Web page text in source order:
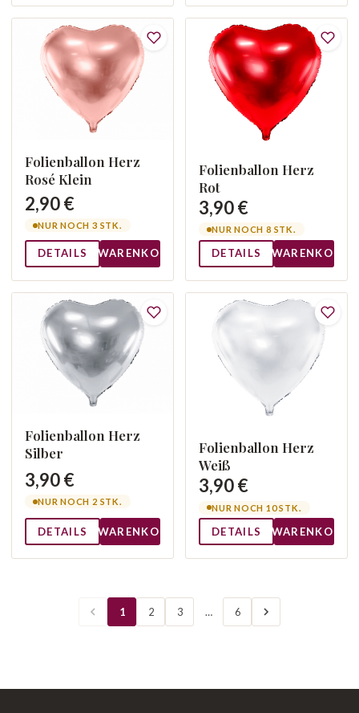
Folienballon Herz
Rosé Klein
2,90 €
NUR NOCH 3 STK.
DETAILS WARENKORB
Folienballon Herz
Rot
3,90 €
NUR NOCH 8 STK.
DETAILS WARENKORB
Folienballon Herz
Silber
3,90 €
NUR NOCH 2 STK.
DETAILS WARENKORB
Folienballon Herz
Weiß
3,90 €
NUR NOCH 10 STK.
DETAILS WARENKORB
1 2 3 … 6